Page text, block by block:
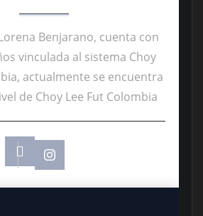
Benjarano, cuenta con
vinculada al sistema Choy
actualmente se encuentra
de Choy Lee Fut Colombia